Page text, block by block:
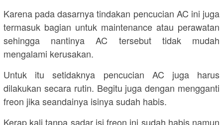
Karena pada dasarnya tindakan pencucian AC ini juga
termasuk bagian untuk maintenance atau perawatan
sehingga nantinya AC tersebut tidak mudah
mengalami kerusakan.
Untuk itu setidaknya pencucian AC juga harus
dilakukan secara rutin. Begitu juga dengan mengganti
freon jika seandainya isinya sudah habis.
Kerap kali tanpa sadar isi freon ini sudah habis namun